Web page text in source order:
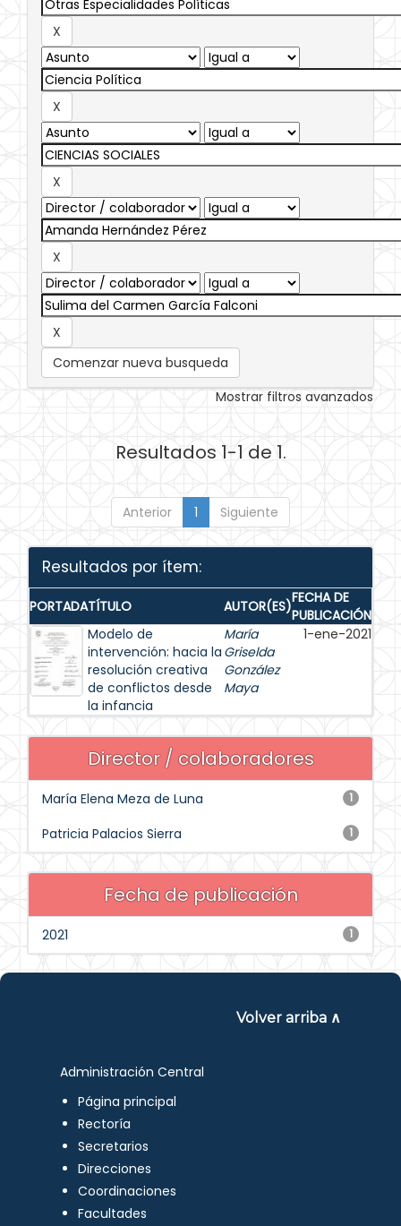
Comenzar nueva busqueda
Mostrar filtros avanzados
Resultados 1-1 de 1.
Anterior 1 Siguiente
Resultados por ítem:
PORTADATÍTULO AUTOR(ES)FECHA DE
PUBLICACIÓN
Modelo de
intervención: hacia la
resolución creativa
de conflictos desde
la infancia
María
Griselda
González
Maya
1-ene-2021
Director / colaboradores
1
María Elena Meza de Luna
1
Patricia Palacios Sierra
Fecha de publicación
1
2021
Volver arriba ∧
Administración Central
Página principal
Rectoría
Secretarios
Direcciones
Coordinaciones
Facultades